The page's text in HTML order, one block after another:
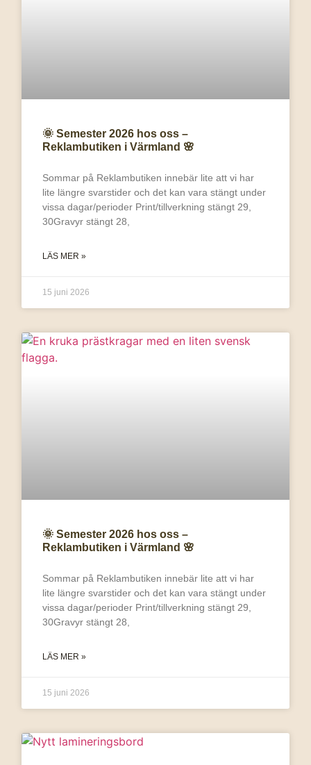
🌞 Semester 2026 hos oss –
Reklambutiken i Värmland 🌸
Sommar på Reklambutiken innebär lite att vi har
lite längre svarstider och det kan vara stängt under
vissa dagar/perioder Print/tillverkning stängt 29,
30Gravyr stängt 28,
LÄS MER »
15 juni 2026
🌞 Semester 2026 hos oss –
Reklambutiken i Värmland 🌸
Sommar på Reklambutiken innebär lite att vi har
lite längre svarstider och det kan vara stängt under
vissa dagar/perioder Print/tillverkning stängt 29,
30Gravyr stängt 28,
LÄS MER »
15 juni 2026